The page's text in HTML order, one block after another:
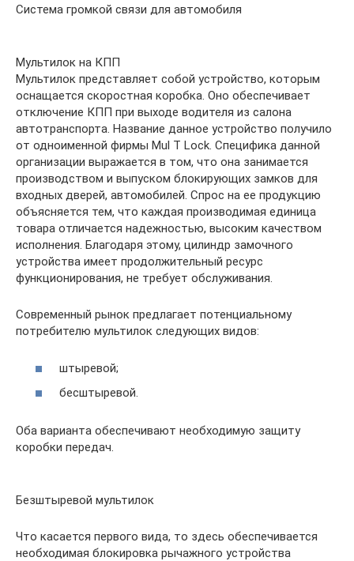
Система громкой связи для автомобиля
Мультилок на КПП
Мультилок представляет собой устройство, которым
оснащается скоростная коробка. Оно обеспечивает
отключение КПП при выходе водителя из салона
автотранспорта. Название данное устройство получило
от одноименной фирмы Mul T Lock. Специфика данной
организации выражается в том, что она занимается
производством и выпуском блокирующих замков для
входных дверей, автомобилей. Спрос на ее продукцию
объясняется тем, что каждая производимая единица
товара отличается надежностью, высоким качеством
исполнения. Благодаря этому, цилиндр замочного
устройства имеет продолжительный ресурс
функционирования, не требует обслуживания.
Современный рынок предлагает потенциальному
потребителю мультилок следующих видов:
штыревой;
бесштыревой.
Оба варианта обеспечивают необходимую защиту
коробки передач.
Безштыревой мультилок
Что касается первого вида, то здесь обеспечивается
необходимая блокировка рычажного устройства